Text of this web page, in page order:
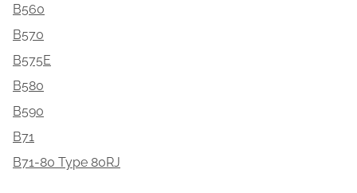
B560
B570
B575E
B580
B590
B71
B71-80 Type 80RJ